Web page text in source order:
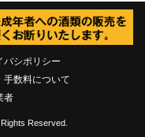
バシポリシー
手数料について
者
Reserved.